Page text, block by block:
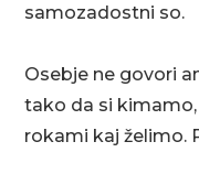
samozadostni so.
Osebje ne govori
tako da si
rokami kaj želimo.